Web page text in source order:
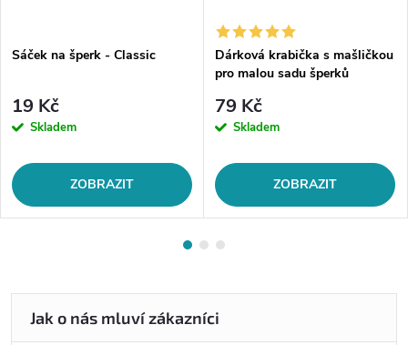
Sáček na šperk - Classic
19 Kč
Skladem
ZOBRAZIT
Dárková krabička s mašličkou
pro malou sadu šperků
79 Kč
Skladem
ZOBRAZIT